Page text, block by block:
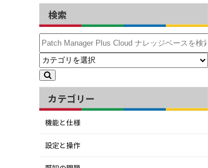
検索
カテゴリー
機能と仕様
設定と操作